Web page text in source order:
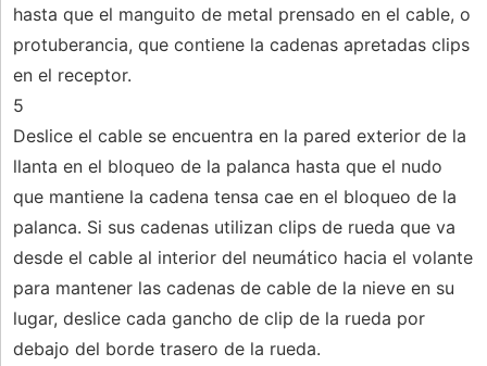
hasta que el manguito de metal prensado en el cable, o
protuberancia, que contiene la cadenas apretadas clips
en el receptor.
5
Deslice el cable se encuentra en la pared exterior de la
llanta en el bloqueo de la palanca hasta que el nudo
que mantiene la cadena tensa cae en el bloqueo de la
palanca. Si sus cadenas utilizan clips de rueda que va
desde el cable al interior del neumático hacia el volante
para mantener las cadenas de cable de la nieve en su
lugar, deslice cada gancho de clip de la rueda por
debajo del borde trasero de la rueda.